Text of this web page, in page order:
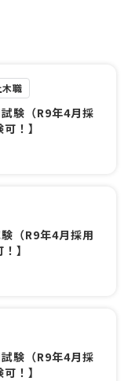
職
験（R9年4月採
！】
（R9年4月採用
】
験（R9年4月採
！】